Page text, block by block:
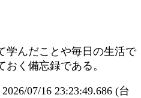
学んだことや毎日の生活で
く備忘録である。
07/16 23:23:49.686 (台